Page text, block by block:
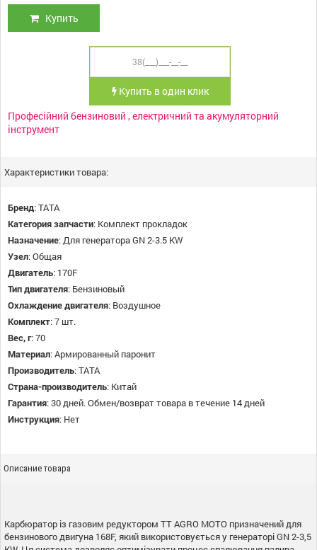
Купить
Купить в один клик
Професійний бензиновий , електричний та акумуляторний
інструмент
Характеристики товара:
Бренд:TATA
Категория запчасти: Комплект прокладок
Назначение: Для генератора GN 2-3.5 KW
Узел:Общая
Двигатель: 170F
Тип двигателя: Бензиновый
Охлаждение двигателя: Воздушное
Комплект:7 шт.
Вес, г:70
Материал:Армированный паронит
Производитель:TATA
Страна-производитель: Китай
Гарантия:30 дней. Обмен/возврат товара в течение 14 дней
Инструкция: Нет
Описание товара
Карбюратор із газовим редуктором TT AGRO MOTO призначений для
бензинового двигуна 168F, який використовується у генераторі GN 2-3,5